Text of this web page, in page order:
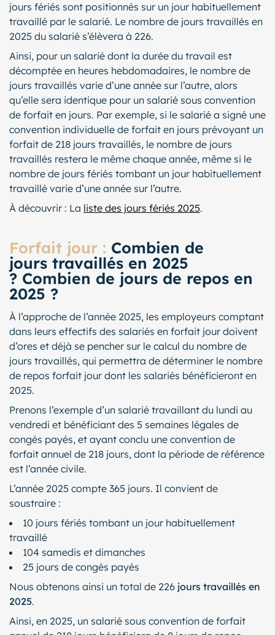
jours fériés sont positionnés sur un jour habituellement
travaillé par le salarié. Le nombre de jours travaillés en
2025 du salarié s’élèvera à 226.
Ainsi, pour un salarié dont la durée du travail est
décomptée en heures hebdomadaires, le nombre de
jours travaillés varie d’une année sur l’autre, alors
qu’elle sera identique pour un salarié sous convention
de forfait en jours. Par exemple, si le salarié a signé une
convention individuelle de forfait en jours prévoyant un
forfait de 218 jours travaillés, le nombre de jours
travaillés restera le même chaque année, même si le
nombre de jours fériés tombant un jour habituellement
travaillé varie d’une année sur l’autre.
À découvrir : La liste des jours fériés 2025.
Forfait jour : Combien de
jours travaillés en 2025
? Combien de jours de repos en
2025 ?
À l’approche de l’année 2025, les employeurs comptant
dans leurs effectifs des salariés en forfait jour doivent
d’ores et déjà se pencher sur le calcul du nombre de
jours travaillés, qui permettra de déterminer le nombre
de repos forfait jour dont les salariés bénéficieront en
2025.
Prenons l’exemple d’un salarié travaillant du lundi au
vendredi et bénéficiant des 5 semaines légales de
congés payés, et ayant conclu une convention de
forfait annuel de 218 jours, dont la période de référence
est l’année civile.
L’année 2025 compte 365 jours. Il convient de
soustraire :
10 jours fériés tombant un jour habituellement
travaillé
104 samedis et dimanches
25 jours de congés payés
Nous obtenons ainsi un total de 226 jours travaillés en
2025.
Ainsi, en 2025, un salarié sous convention de forfait